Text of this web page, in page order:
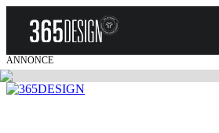
ANNONCE